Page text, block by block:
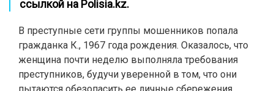
ссылкой на Polisia.kz.
В преступные сети группы мошенников попала
гражданка К., 1967 года рождения. Оказалось, что
женщина почти неделю выполняла требования
преступников, будучи уверенной в том, что они